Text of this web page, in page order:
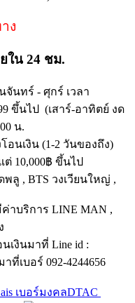
ง
ใน 24 ชม.
จันทร์ - ศุกร์ เวลา
ขึ้นไป (เสาร์-อาทิตย์ งด
น.
อนเงิน (1-2 วันของถึง)
10,000฿ ขึ้นไป
ลู , BTS วงเวียนใหญ่ ,
าบริการ LINE MAN ,
เงินมาที่ Line id :
ที่เบอร์ 092-4244656
เบอร์มงคลDTAC